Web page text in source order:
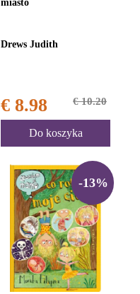
miasto
Drews Judith
€ 8.98 € 10.20
Do koszyka
-13%